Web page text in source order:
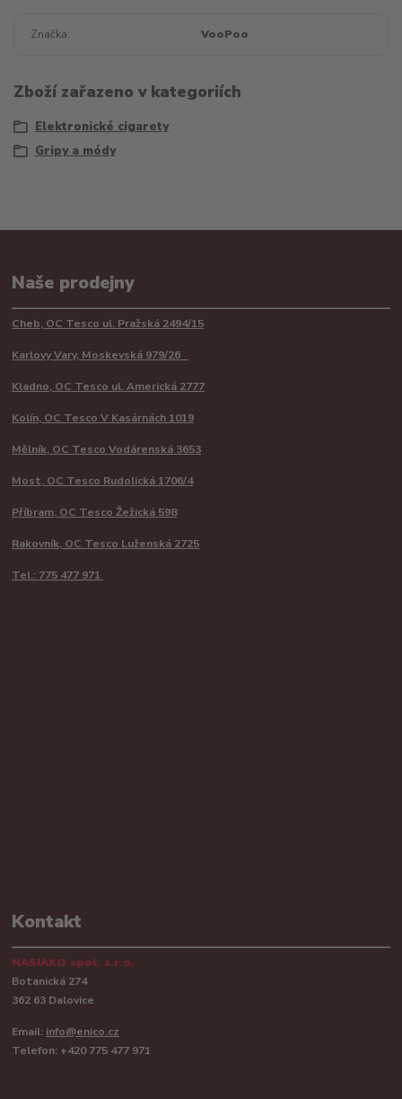
Značka VooPoo
Zboží zařazeno v kategoriích
Elektronické cigarety
Gripy a módy
Naše prodejny
Cheb, OC Tesco ul. Pražská 2494/15
Karlovy Vary, Moskevská 979/26
Kladno, OC Tesco ul. Americká 2777
Kolín, OC Tesco V Kasárnách 1019
Mělník, OC Tesco Vodárenská 3653
Most, OC Tesco Rudolická 1706/4
Příbram, OC Tesco Žežická 598
Rakovník, OC Tesco Luženská 2725
Tel.: 775 477 971
Kontakt
NASIAKO spol. s.r.o.
Botanická 274
362 63 Dalovice
Email: info@enico.cz
Telefon: +420 775 477 971